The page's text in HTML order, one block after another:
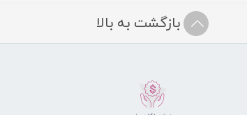
بازگشت به بالا